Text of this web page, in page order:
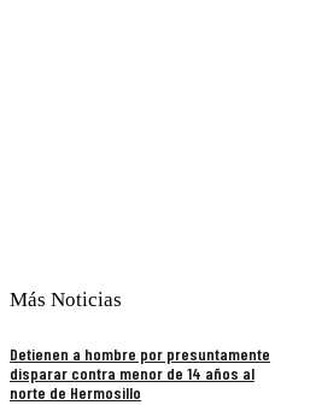
Más Noticias
Detienen a hombre por presuntamente
disparar contra menor de 14 años al
norte de Hermosillo